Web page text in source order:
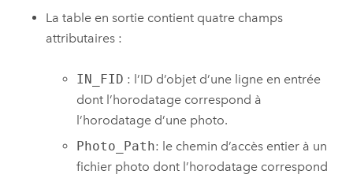
La table en sortie contient quatre champs
attributaires :
IN_FID : l’ID d’objet d’une ligne en entrée
dont l’horodatage correspond à
l’horodatage d’une photo.
Photo_Path: le chemin d’accès entier à un
fichier photo dont l’horodatage correspond